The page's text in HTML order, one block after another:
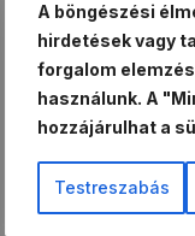
A böngészési
hirdetések vagy
forgalom
használunk. A
hozzájárulhat a
Testreszabás